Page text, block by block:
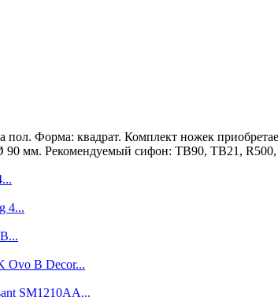
Форма: квадрат. Комплект ножек
мм. Рекомендуемый сифон: TB90, TB21, R500,
4...
Ovo B Decor...
SM1210AA...